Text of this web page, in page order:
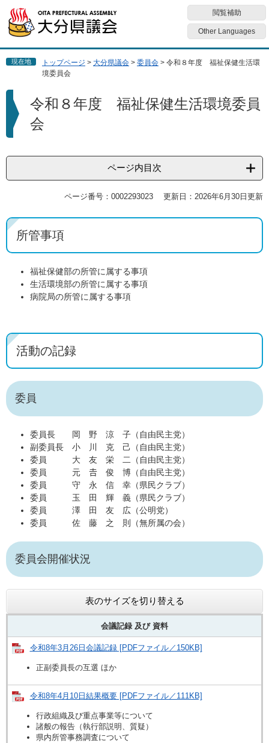
ジ
先
す
ュ
を
し
閲覧補助
Other Languages
現在地 トップページ > 大分県議会 > 委員会 > 令和８年度 福祉保健生活環
境委員会
令和８年度 福祉保健生活環境委員
会
ページ内目次
ページ番号：0002293023 更新日：2026年6月30日更新
所管事項
福祉保健部の所管に属する事項
生活環境部の所管に属する事項
病院局の所管に属する事項
活動の記録
委員
委員長 岡 野 涼 子（自由民主党）
副委員長 小 川 克 己（自由民主党）
委員 大 友 栄 二（自由民主党）
委員 元 𠮷 俊 博（自由民主党）
委員 守 永 信 幸（県民クラブ）
委員 玉 田 輝 義（県民クラブ）
委員 澤 田 友 広（公明党）
委員 佐 藤 之 則（無所属の会）
委員会開催状況
表のサイズを切り替える
会議記録 及び 資料
令和8年3月26日会議記録 [PDFファイル／150KB]
正副委員長の互選 ほか
令和8年4月10日結果概要 [PDFファイル／111KB]
行政組織及び重点事業等について
諸般の報告（執行部説明、質疑）
県内所管事務調査について